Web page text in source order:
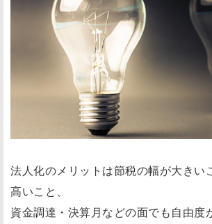
法人化のメリットは節税の幅が大きい
高いこと、
資金調達・決算月などの面でも自由度